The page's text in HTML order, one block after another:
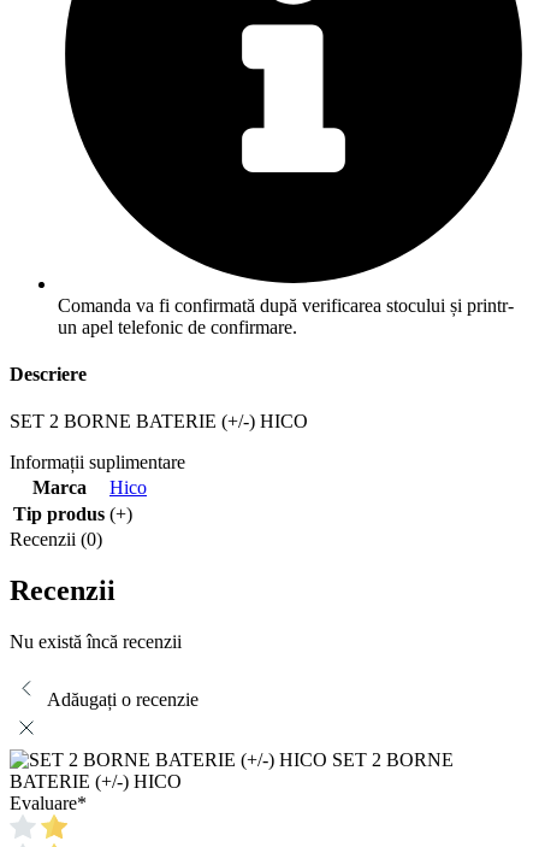
Comanda va fi confirmată după verificarea stocului și printr-
un apel telefonic de confirmare.
Descriere
SET 2 BORNE BATERIE (+/-) HICO
Informații suplimentare
Marca
Hico
Tip produs (+)
Recenzii (0)
Recenzii
Nu există încă recenzii
Adăugați o recenzie
SET 2 BORNE
BATERIE (+/-) HICO
Evaluare*